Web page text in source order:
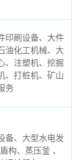
印刷设备、大件
油化工机械、大
、注塑机、挖掘
、打桩机、矿山
务
备、大型水电发
构、蒸压釜 、